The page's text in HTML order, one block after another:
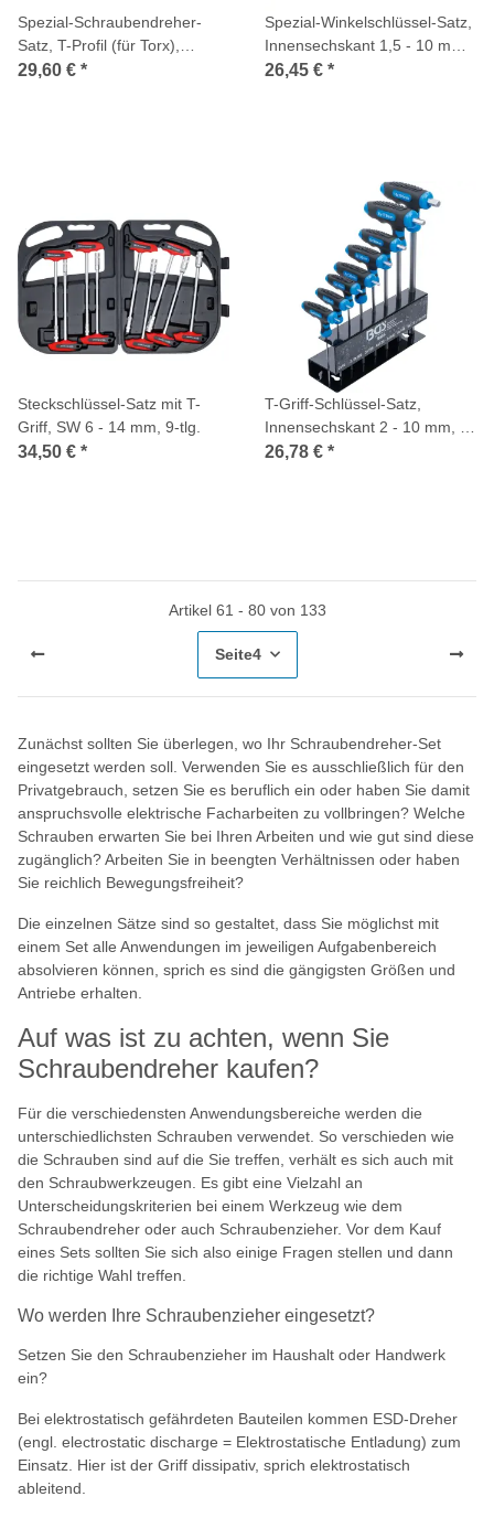
Spezial-Schraubendreher-
Satz, T-Profil (für Torx),
Innensechskant, 4-tlg.
29,60 € *
Spezial-Winkelschlüssel-Satz,
Innensechskant 1,5 - 10 mm,
9-tlg.
26,45 € *
Steckschlüssel-Satz mit T-
Griff, SW 6 - 14 mm, 9-tlg.
34,50 € *
T-Griff-Schlüssel-Satz,
Innensechskant 2 - 10 mm, 8-
tlg.
26,78 € *
Artikel 61 - 80 von 133
Seite4
Zunächst sollten Sie überlegen, wo Ihr Schraubendreher-Set
eingesetzt werden soll. Verwenden Sie es ausschließlich für den
Privatgebrauch, setzen Sie es beruflich ein oder haben Sie damit
anspruchsvolle elektrische Facharbeiten zu vollbringen? Welche
Schrauben erwarten Sie bei Ihren Arbeiten und wie gut sind diese
zugänglich? Arbeiten Sie in beengten Verhältnissen oder haben
Sie reichlich Bewegungsfreiheit?
Die einzelnen Sätze sind so gestaltet, dass Sie möglichst mit
einem Set alle Anwendungen im jeweiligen Aufgabenbereich
absolvieren können, sprich es sind die gängigsten Größen und
Antriebe erhalten.
Auf was ist zu achten, wenn Sie
Schraubendreher kaufen?
Für die verschiedensten Anwendungsbereiche werden die
unterschiedlichsten Schrauben verwendet. So verschieden wie
die Schrauben sind auf die Sie treffen, verhält es sich auch mit
den Schraubwerkzeugen. Es gibt eine Vielzahl an
Unterscheidungskriterien bei einem Werkzeug wie dem
Schraubendreher oder auch Schraubenzieher. Vor dem Kauf
eines Sets sollten Sie sich also einige Fragen stellen und dann
die richtige Wahl treffen.
Wo werden Ihre Schraubenzieher eingesetzt?
Setzen Sie den Schraubenzieher im Haushalt oder Handwerk
ein?
Bei elektrostatisch gefährdeten Bauteilen kommen ESD-Dreher
(engl. electrostatic discharge = Elektrostatische Entladung) zum
Einsatz. Hier ist der Griff dissipativ, sprich elektrostatisch
ableitend.